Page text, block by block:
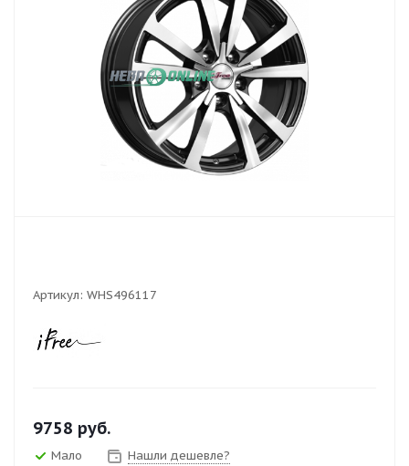
Артикул: WHS496117
9758 руб.
Мало Нашли дешевле?